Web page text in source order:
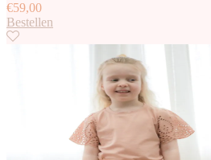
€59,00
Bestellen